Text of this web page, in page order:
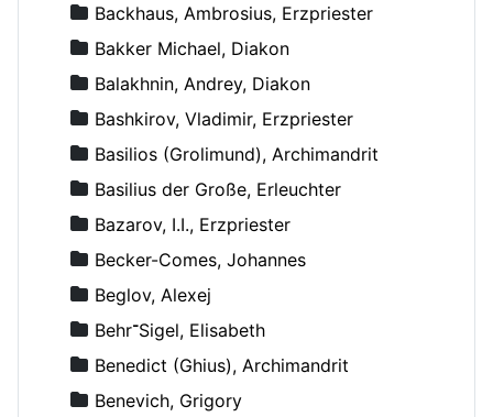
Backhaus, Ambrosius, Erzpriester
Bakker Michael, Diakon
Balakhnin, Andrey, Diakon
Bashkirov, Vladimir, Erzpriester
Basilios (Grolimund), Archimandrit
Basilius der Große, Erleuchter
Bazarov, I.I., Erzpriester
Becker-Comes, Johannes
Beglov, Alexej
Behr־Sigel, Elisabeth
Benedict (Ghius), Archimandrit
Benevich, Grigory